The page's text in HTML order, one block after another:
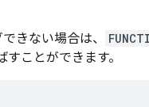
きない場合は、
ことができます。